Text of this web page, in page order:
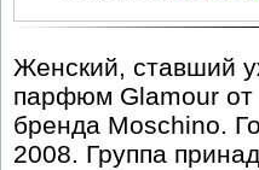
Женский, ставший
парфюм Glamour от
бренда Moschino.
2008. Группа